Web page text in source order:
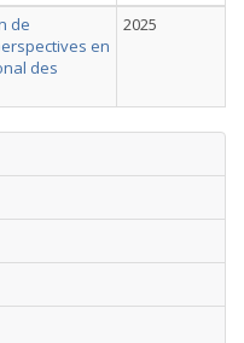
de
en
des
2025